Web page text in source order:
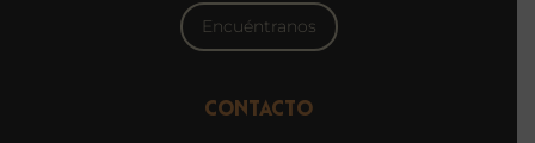
Encuéntranos
CONTACTO